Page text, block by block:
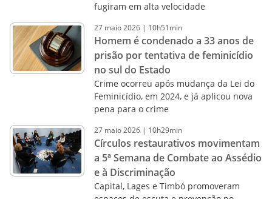
fugiram em alta velocidade
27 maio2026 | 10h51min
Homem é condenado a 33 anos de
prisão por tentativa de feminicídio
no sul do Estado
Crime ocorreu após mudança da Lei do
Feminicídio, em 2024, e já aplicou nova
pena para o crime
27 maio2026 | 10h29min
Círculos restaurativos movimentam
a 5ª Semana de Combate ao Assédio
e à Discriminação
Capital, Lages e Timbó promoveram